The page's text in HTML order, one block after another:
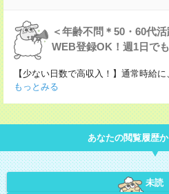
＜年齢不問＊50・60代
WEB登録OK！週1日で
【少ない日数で高収入！】通常時給
もっとみる
あなたの閲覧履歴
未読